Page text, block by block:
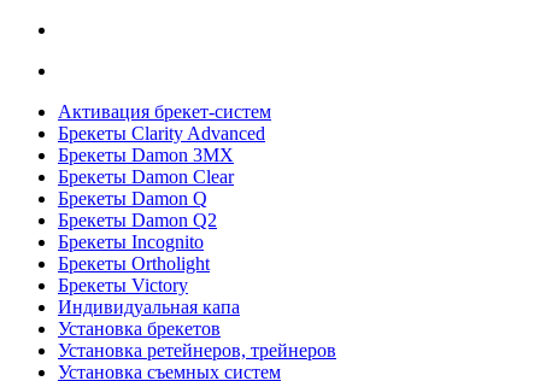
Активация брекет-систем
Брекеты Clarity Advanced
Брекеты Damon 3MX
Брекеты Damon Clear
Брекеты Damon Q
Брекеты Damon Q2
Брекеты Incognito
Брекеты Ortholight
Брекеты Victory
Индивидуальная капа
Установка брекетов
Установка ретейнеров, трейнеров
Установка съемных систем